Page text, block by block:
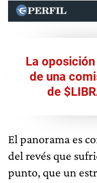
La
de una
de
El panorama es
del revés que
punto, que un